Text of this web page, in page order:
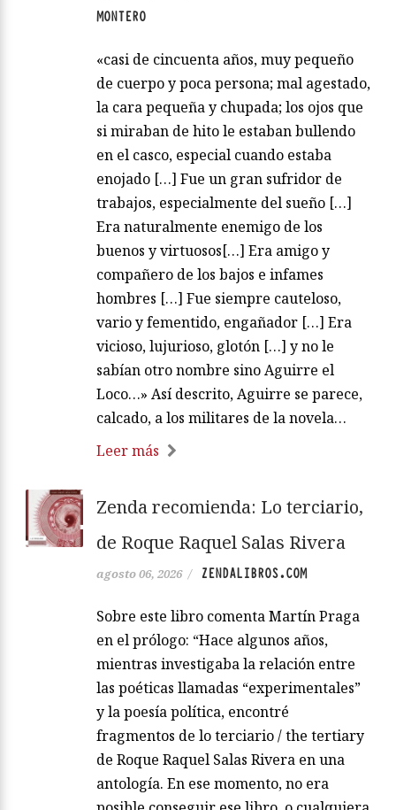
MONTERO
«casi de cincuenta años, muy pequeño
de cuerpo y poca persona; mal agestado,
la cara pequeña y chupada; los ojos que
si miraban de hito le estaban bullendo
en el casco, especial cuando estaba
enojado […] Fue un gran sufridor de
trabajos, especialmente del sueño […]
Era naturalmente enemigo de los
buenos y virtuosos[…] Era amigo y
compañero de los bajos e infames
hombres […] Fue siempre cauteloso,
vario y fementido, engañador […] Era
vicioso, lujurioso, glotón […] y no le
sabían otro nombre sino Aguirre el
Loco…» Así descrito, Aguirre se parece,
calcado, a los militares de la novela…
Leer más
Zenda recomienda: Lo terciario,
de Roque Raquel Salas Rivera
agosto 06, 2026 / ZENDALIBROS.COM
Sobre este libro comenta Martín Praga
en el prólogo: “Hace algunos años,
mientras investigaba la relación entre
las poéticas llamadas “experimentales”
y la poesía política, encontré
fragmentos de lo terciario / the tertiary
de Roque Raquel Salas Rivera en una
antología. En ese momento, no era